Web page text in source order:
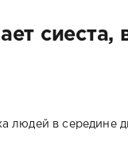
людей в середине